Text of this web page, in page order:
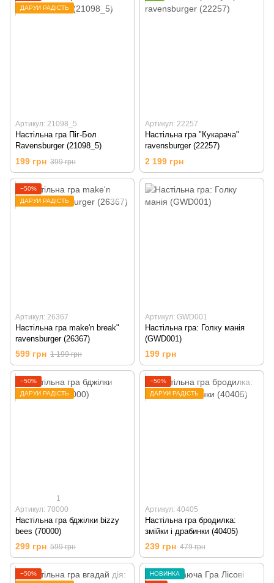
ДАРУЙ РАДІСТЬ
Артикул: 21098_5
Настільна гра Піг-Бол
Ravensburger (21098_5)
199 грн 399 грн
Артикул: 22257
Настільна гра "Кукарача"
ravensburger (22257)
2 199 грн
−50%
ДАРУЙ РАДІСТЬ
Артикул: 26367
Настільна гра make'n break"
ravensburger (26367)
599 грн 1 199 грн
Артикул: GWD001
Настільна гра: Голку манія
(GWD001)
199 грн
−50%
ДАРУЙ РАДІСТЬ
1
Артикул: 70000
Настільна гра бджілки bizzy
bees (70000)
299 грн 599 грн
−50%
ДАРУЙ РАДІСТЬ
Артикул: 40405
Настільна гра бродилка:
змійки і драбинки (40405)
239 грн 479 грн
−50%
НОВИНКА